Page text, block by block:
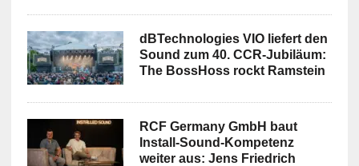
dBTechnologies VIO liefert den
Sound zum 40. CCR-Jubiläum:
The BossHoss rockt Ramstein
RCF Germany GmbH baut
Install-Sound-Kompetenz
weiter aus: Jens Friedrich